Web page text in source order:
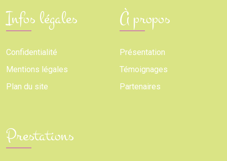
Infos légales
Confidentialité
Mentions légales
Plan du site
À propos
Présentation
Témoignages
Partenaires
Prestations